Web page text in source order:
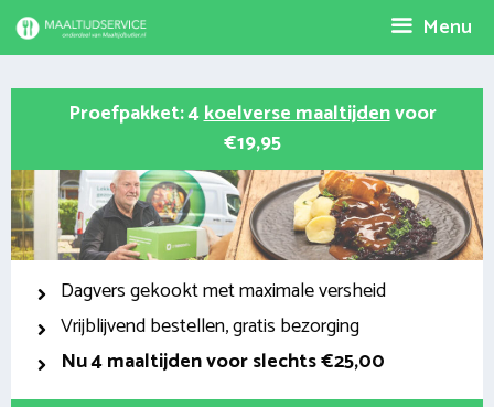
Spring
naar
Menu
Proefpakket: 4koelverse maaltijdenvoor
€19,95
Dagvers gekookt met maximale versheid
Vrijblijvend bestellen, gratis bezorging
Nu4 maaltijden voor slechts €25,00